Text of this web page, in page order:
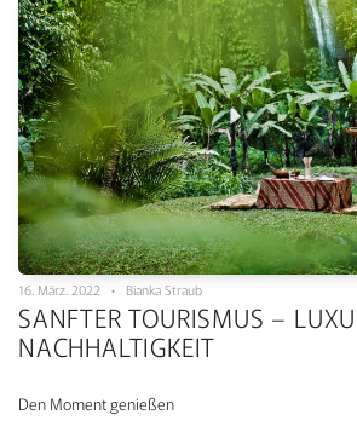
16. März. 2022 • Bianka Straub
SANFTER TOURISMUS –
NACHHALTIGKEIT
Den Moment genießen